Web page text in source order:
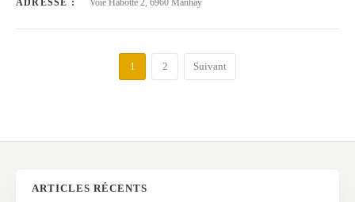
ADRESSE : Voie Habotte 2, 6960 Manhay
1 2 Suivant
ARTICLES RÉCENTS